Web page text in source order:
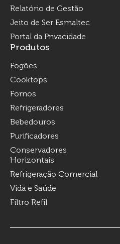
Relatório de Gestão
Jeito de Ser Esmaltec
Portal da Privacidade
Produtos
Fogões
Cooktops
Fornos
Refrigeradores
Bebedouros
Purificadores
Conservadores
Horizontais
Refrigeração Comercial
Vida e Saúde
Filtro Refil